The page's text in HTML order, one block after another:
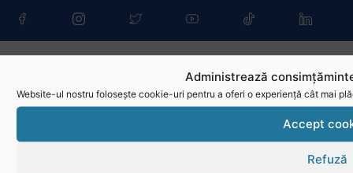
Administrează
Website-ul nostru folosește cookie-uri pentru a oferi o experiență cât mai
Accept
Refuză